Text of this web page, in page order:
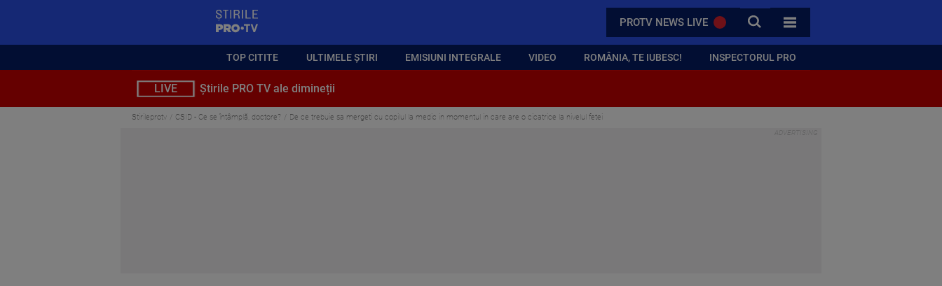
PROTV NEWS LIVE CAUTA
TOATE CATEGORIILE
TOP CITITE ULTIMELE ȘTIRI EMISIUNI INTEGRALE VIDEO ROMÂNIA, TE IUBESC! INSPECTORUL PRO
LIVE Știrile PRO TV ale dimineții
Stirileprotv CSID - Ce se întâmplă, doctore? De ce trebuie sa mergeti cu copilul la medic in momentul in care are o cicatrice la nivelul fetei